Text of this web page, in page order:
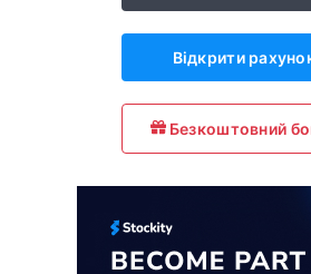
Відкрити
Безкоштовний